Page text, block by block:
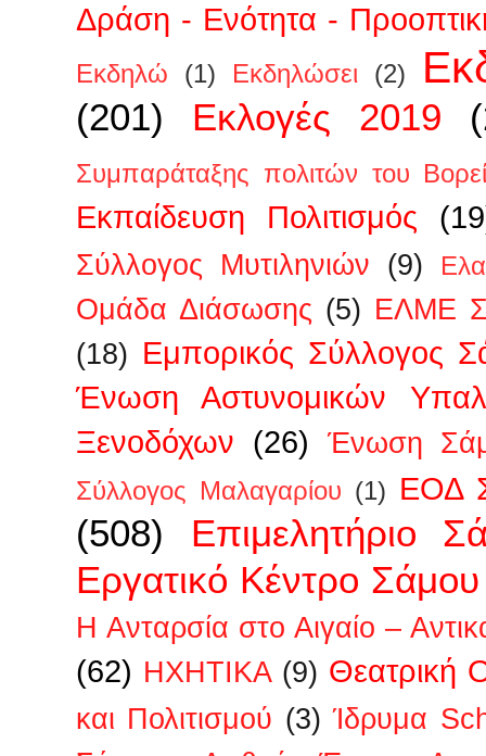
Δράση - Ενότητα -
Εκδηλώ (1) Εκδηλώσει (2)
(201) Εκλογές 2019
Συμπαράταξης πολιτών του
Εκπαίδευση Πολιτισμός
Σύλλογος Μυτιληνιών (9)
Ομάδα Διάσωσης (5) ΕΛΜΕ
(18) Εμπορικός Σύλλογος
Ένωση Αστυνομικών
Ξενοδόχων (26) Ένωση
Σύλλογος Μαλαγαρίου (1) ΕΟΔ
(508)
Επιμελητήριο
Εργατικό Κέντρο Σάμου
Η Ανταρσία στο Αιγαίο –
(62) ΗΧΗΤΙΚΑ (9) Θεατρική
και Πολιτισμού (3) Ίδρυμα